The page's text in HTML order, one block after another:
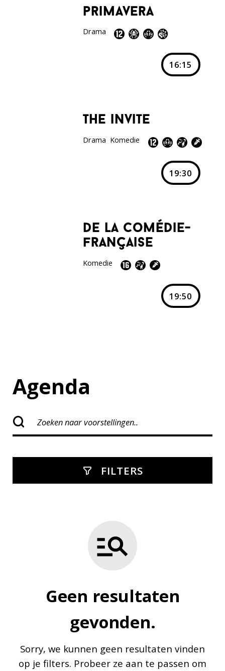
primavera
Drama
16:15
the invite
Drama Komedie
19:30
de la comédie-
française
Komedie
19:50
Agenda
FILTERS
Geen resultaten
gevonden.
Sorry, we kunnen geen resultaten vinden
op je filters. Probeer ze aan te passen om